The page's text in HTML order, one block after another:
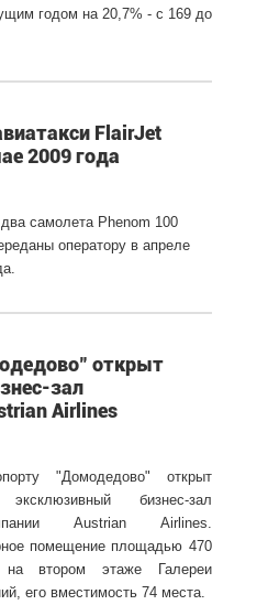
годом на 20,7% - с 169 до
FlairJet
2009 года
самолета Phenom 100
оператору в апреле
открыт
зал
Airlines
"Домодедово" открыт
бизнес-зал
Austrian Airlines.
помещение площадью 470
втором этаже Галереи
его вместимость 74 места.